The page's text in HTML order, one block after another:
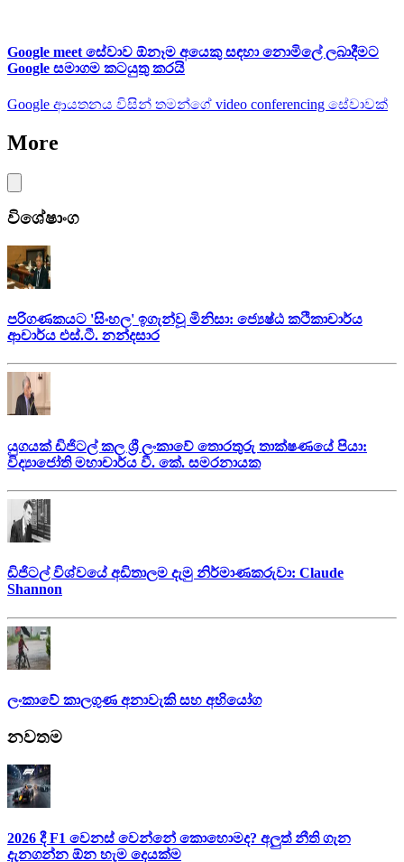
Google meet සේවාව ඕනෑම අයෙකු සඳහා නොමිලේ ලබාදීමට
Google සමාගම කටයුතු කරයි
Google ආයතනය විසින් තමන්ගේ video conferencing සේවාවක්
More
විශේෂාංග
පරිගණකයට 'සිංහල' ඉගැන්වූ මිනිසා: ජ්‍යෙෂ්ඨ කථිකාචාර්ය
ආචාර්ය එස්.ටී. නන්දසාර
යුගයක් ඩිජිටල් කල ශ්‍රී ලංකාවේ තොරතුරු තාක්ෂණයේ පියා:
විද්‍යාජෝති මහාචාර්ය වී. කේ. සමරනායක
ඩිජිටල් විශ්වයේ අඩිතාලම දැමු නිර්මාණකරුවා: Claude
Shannon
ලංකාවේ කාලගුණ අනාවැකි සහ අභියෝග
නවතම
2026 දී F1 වෙනස් වෙන්නේ කොහොමද? අලුත් නීති ගැන
දැනගන්න ඕන හැම දෙයක්ම